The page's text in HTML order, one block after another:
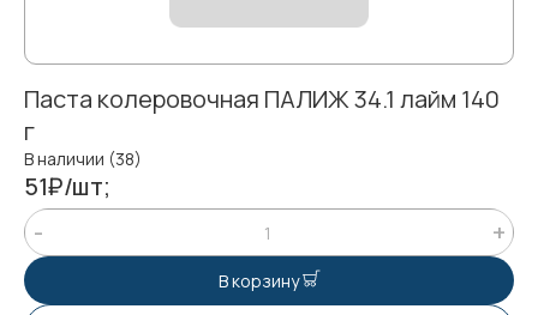
Паста колеровочная ПАЛИЖ 34.1 лайм 140
г
В наличии (38)
51₽/шт;
В корзину